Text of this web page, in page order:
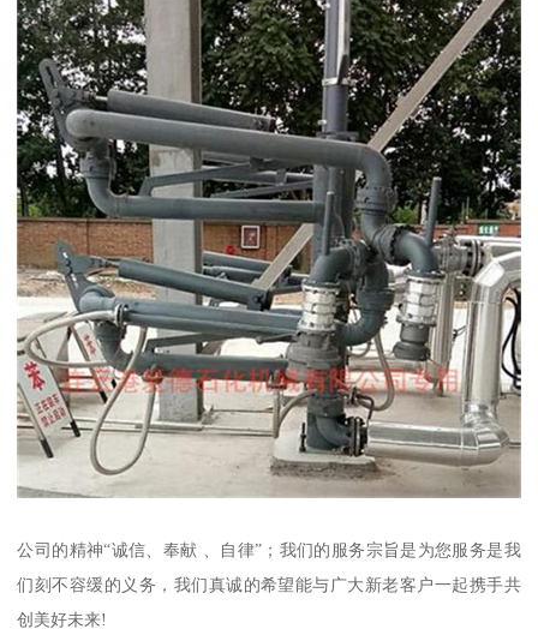
公司的精神“诚信、奉献 、自律”；我们的服务宗旨是为您服务是我
们刻不容缓的义务，我们真诚的希望能与广大新老客户一起携手共
创美好未来!